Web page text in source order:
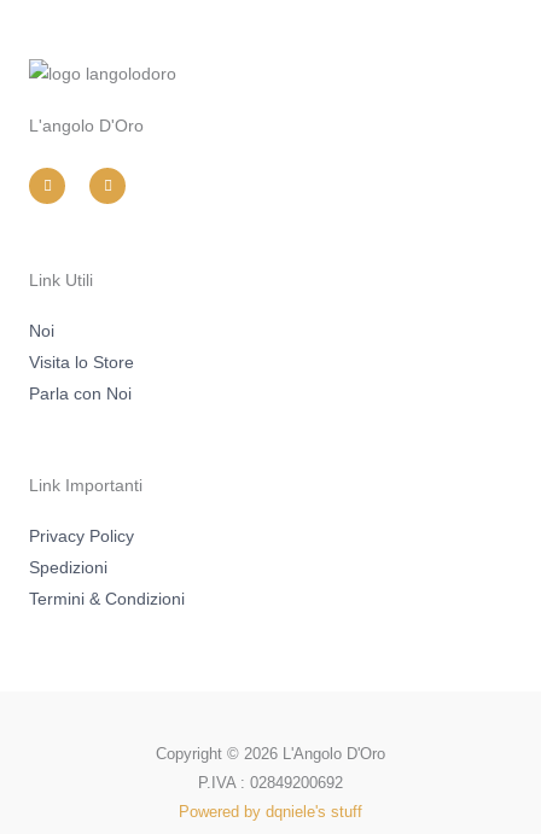
L'angolo D'Oro
n
s
t
m
a
c
e
Link Utili
Noi
Visita lo Store
Parla con Noi
Link Importanti
Privacy Policy
Spedizioni
Termini & Condizioni
Copyright © 2026 L'Angolo D'Oro
P.IVA : 02849200692
Powered by dqniele's stuff